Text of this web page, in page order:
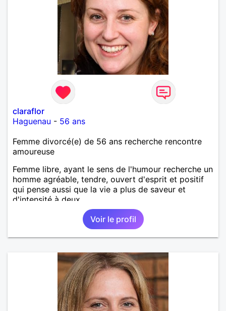
claraflor
Haguenau - 56 ans
Femme divorcé(e) de 56 ans recherche rencontre
amoureuse
Femme libre, ayant le sens de l'humour recherche un
homme agréable, tendre, ouvert d'esprit et positif
qui pense aussi que la vie a plus de saveur et
d'intensité à deux.
Voir le profil